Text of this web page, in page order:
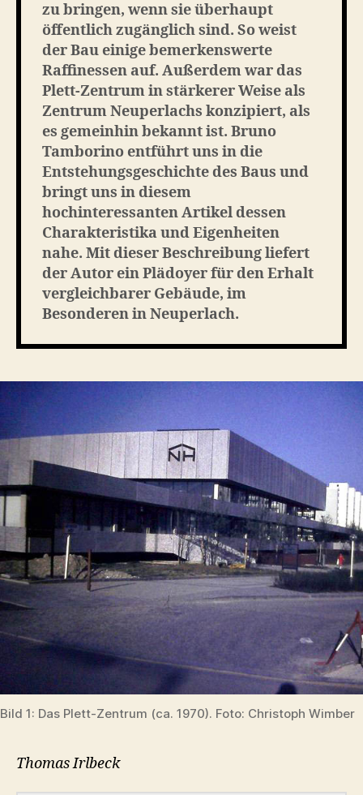
zu bringen, wenn sie überhaupt
öffentlich zugänglich sind. So weist
der Bau einige bemerkenswerte
Raffinessen auf. Außerdem war das
Plett-Zentrum in stärkerer Weise als
Zentrum Neuperlachs konzipiert, als
es gemeinhin bekannt ist. Bruno
Tamborino entführt uns in die
Entstehungsgeschichte des Baus und
bringt uns in diesem
hochinteressanten Artikel dessen
Charakteristika und Eigenheiten
nahe. Mit dieser Beschreibung liefert
der Autor ein Plädoyer für den Erhalt
vergleichbarer Gebäude, im
Besonderen in Neuperlach.
Bild 1: Das Plett-Zentrum (ca. 1970). Foto: Christoph Wimber
Thomas Irlbeck